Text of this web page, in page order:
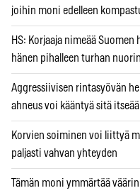
joihin moni edelleen
HS: Korjaaja nimeää
hänen pihalleen turhan
Aggressiivisen rintasyövän
ahneus voi kääntyä sitä
Korvien soiminen voi liittyä
paljasti vahvan yhteyden
Tämän moni ymmärtää